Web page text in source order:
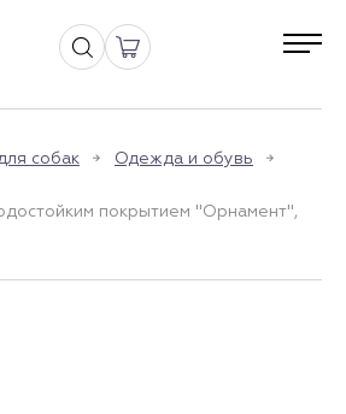
собак
Одежда и обувь
покрытием "Орнамент",